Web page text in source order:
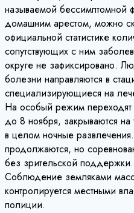
называемой бессимптомной
домашним арестом, можно
официальной статистике
сопутствующих с ним
округе не зафиксировано.
болезни направляются в
специализирующиеся на
На особый режим
до 8 ноября, закрываются на
в целом ночные
продолжаются, но
без зрительской поддержки.
Соблюдение земляками
контролируется местными
полиции.